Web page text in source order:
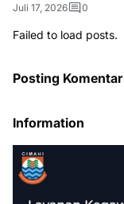
Juli 17, 2026 0
Failed to load posts.
Posting Komentar
Information